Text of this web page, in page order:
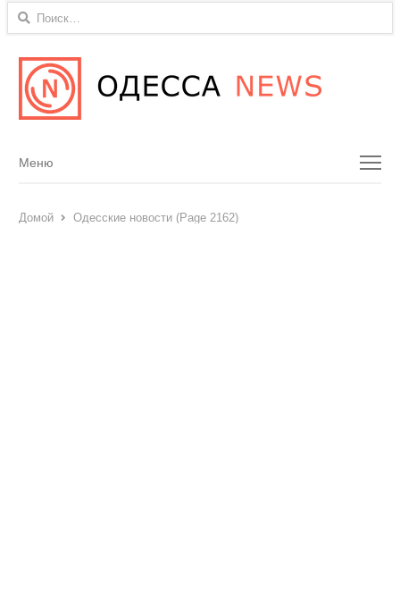
Найти:
Menu
Меню
Домой Одесские новости (Page 2162)